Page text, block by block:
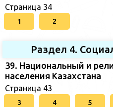
Страница 34
1 2
Раздел 4.
39. Национальный и
населения Казахстана
Страница 43
3 4 5